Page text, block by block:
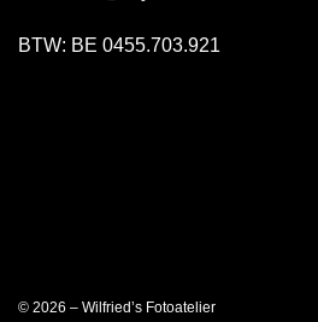
BTW: BE 0455.703.921
© 2026 – Wilfried’s Fotoatelier